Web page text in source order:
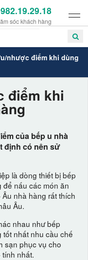
sóc khách hàng
nhược điểm khi dùng
điểm khi
của bếp u nhà
định có nên sử
là dòng thiết bị bếp
để nấu các món ăn
nhà hàng rất thích
Âu.
nhau như bếp
nhất nhu cầu chế
sạn phục vụ cho
nhất.